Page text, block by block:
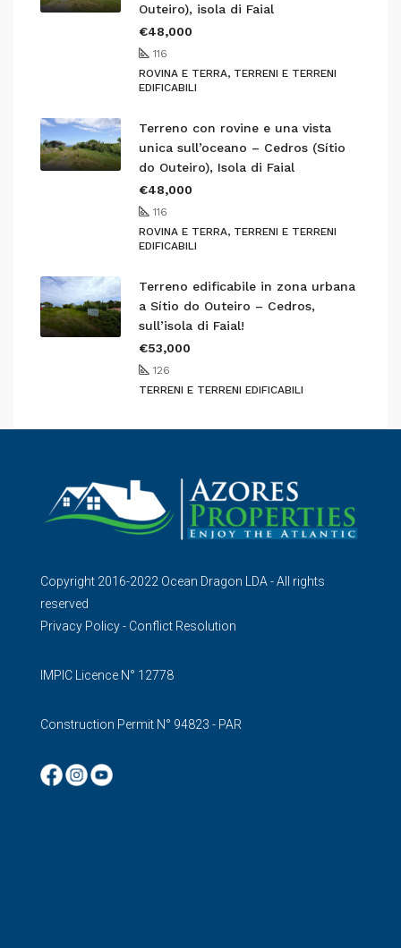
Outeiro), isola di Faial
€48,000
116
ROVINA E TERRA, TERRENI E TERRENI
EDIFICABILI
Terreno con rovine e una vista
unica sull’oceano – Cedros (Sítio
do Outeiro), Isola di Faial
€48,000
116
ROVINA E TERRA, TERRENI E TERRENI
EDIFICABILI
Terreno edificabile in zona urbana
a Sítio do Outeiro – Cedros,
sull’isola di Faial!
€53,000
126
TERRENI E TERRENI EDIFICABILI
Copyright 2016-2022 Ocean Dragon LDA - All rights
reserved
Privacy Policy- Conflict Resolution
IMPIC Licence N° 12778
Construction Permit N° 94823 - PAR